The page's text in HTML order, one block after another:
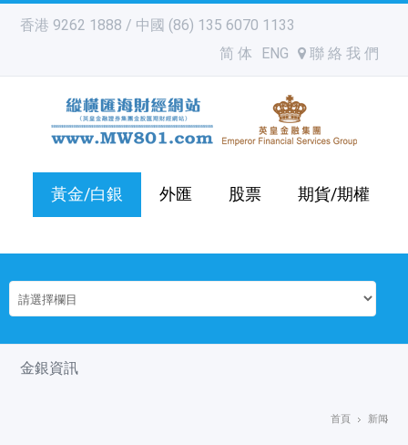
香港 9262 1888 / 中國 (86) 135 6070 1133
简 体
ENG 聯 絡 我 們
黃金/白銀 外匯 股票 期貨/期權
金銀資訊
首頁 新闻